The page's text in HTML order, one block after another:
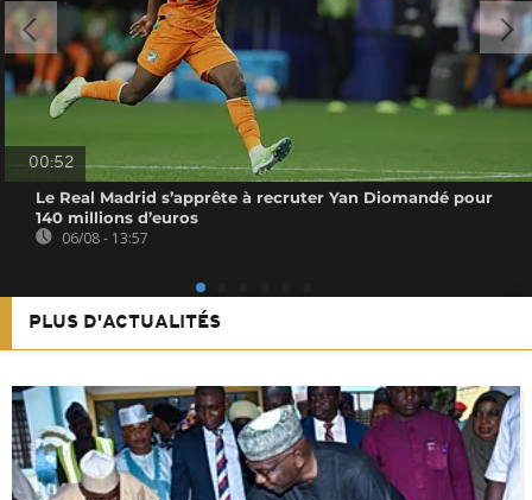
00:52
Le Real Madrid s’apprête à recruter Yan Diomandé pour
140 millions d’euros
06/08 - 13:57
PLUS D'ACTUALITÉS